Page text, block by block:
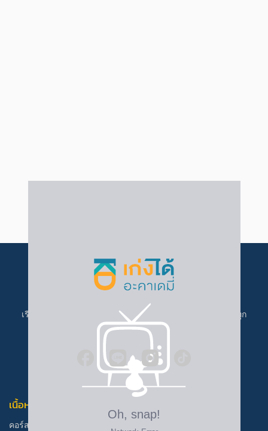
เรียนที่ เก่งได้ อะคาเดมี่ ราคาเข้าถึงง่าย ครบทุกคอร์ส เก่งได้ทุก
คน
เนื้อหาการเรียน
คอร์สเรียน